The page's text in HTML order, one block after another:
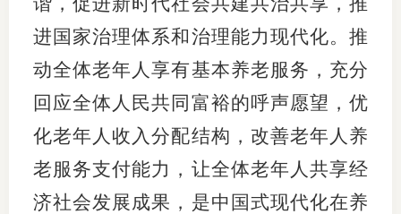
进国家治理体系和治理能力现代化。推
动全体老年人享有基本养老服务，充分
回应全体人民共同富裕的呼声愿望，优
化老年人收入分配结构，改善老年人养
老服务支付能力，让全体老年人共享经
济社会发展成果，是中国式现代化在养